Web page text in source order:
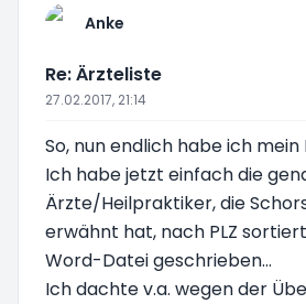
Anke
Re: Ärzteliste
27.02.2017, 21:14
So, nun endlich habe ich mein
Ich habe jetzt einfach die
Ärzte/Heilpraktiker, die
erwähnt hat, nach PLZ
Word-Datei geschrieben...
Ich dachte v.a. wegen der